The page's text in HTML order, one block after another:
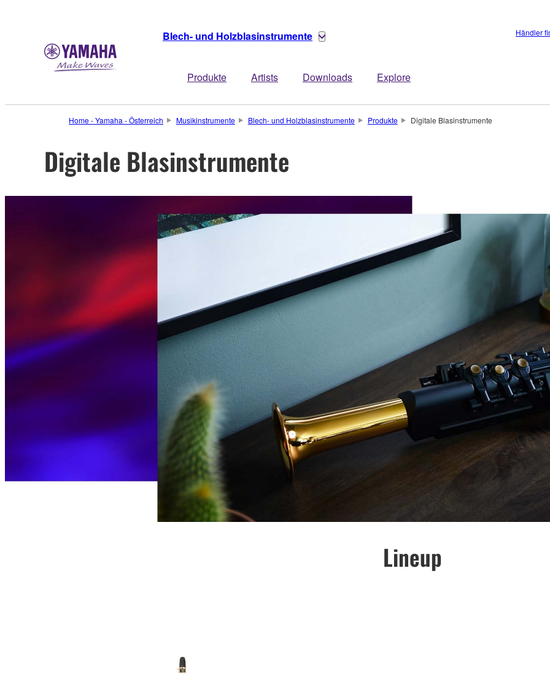
Blech- und Holzblasinstrumente
Produkte Artists Downloads Explore
Händler
Home - Yamaha - Österreich Musikinstrumente Blech- und Holzblasinstrumente Produkte Digitale Blasinstrumente
Digitale Blasinstrumente
Lineup